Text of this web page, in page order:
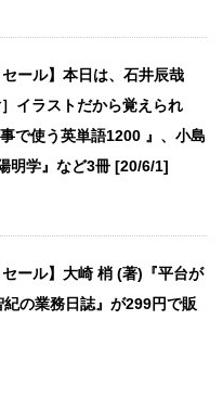
ール】本日は、石井辰哉
イラストだから覚えられ
で使う英単語1200 』、小島
明学』など3冊 [20/6/1]
ール】大崎 梢 (著)『平台が
の業務日誌』が299円で販